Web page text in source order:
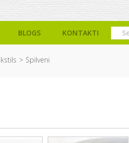
BLOGS KONTAKTI
Spilveni